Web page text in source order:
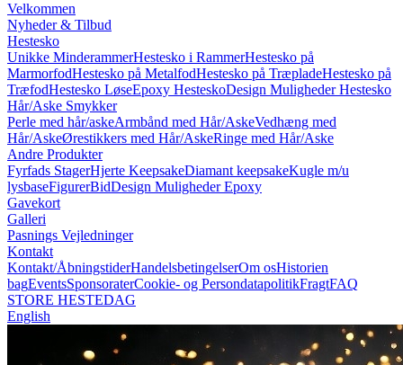
Velkommen
Nyheder & Tilbud
Hestesko
Unikke MinderammerHestesko i RammerHestesko på
MarmorfodHestesko på MetalfodHestesko på TræpladeHestesko på
TræfodHestesko LøseEpoxy HesteskoDesign Muligheder Hestesko
Hår/Aske Smykker
Perle med hår/askeArmbånd med Hår/AskeVedhæng med
Hår/AskeØrestikkers med Hår/AskeRinge med Hår/Aske
Andre Produkter
Fyrfads StagerHjerte KeepsakeDiamant keepsakeKugle m/u
lysbaseFigurerBidDesign Muligheder Epoxy
Gavekort
Galleri
Pasnings Vejledninger
Kontakt
Kontakt/ÅbningstiderHandelsbetingelserOm osHistorien
bagEventsSponsoraterCookie- og PersondatapolitikFragtFAQ
STORE HESTEDAG
English